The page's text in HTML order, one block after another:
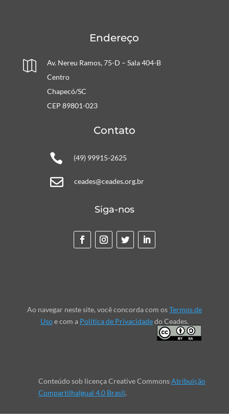
Endereço

Av. Nereu Ramos, 75-D – Sala 404-B
Centro
Chapecó/SC
CEP 89801-023
Contato
 (49) 99915-2625
 ceades@ceades.org.br
Siga-nos
Ao navegar neste site, você concorda com osTermos de
Usoe com a Política de Privacidadedo Ceades.
Conteúdo sob licença Creative CommonsAtribuição
CompartilhaIgual 4.0 Brasil.